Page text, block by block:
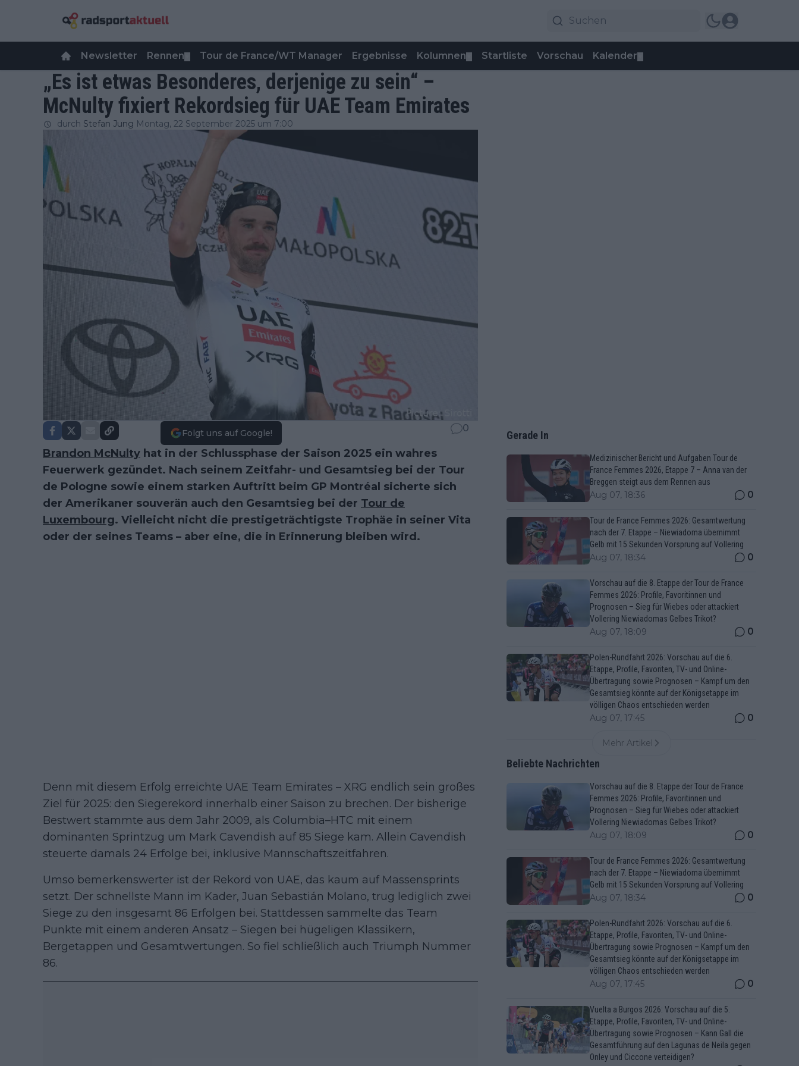
Newsletter Rennen Tour de France/WT Manager Ergebnisse Kolumnen Startliste Vorschau Kalender
„Es ist etwas Besonderes, derjenige zu sein“ –
McNulty fixiert Rekordsieg für UAE Team Emirates
durch Stefan Jung Montag, 22 September 2025 um 7:00
Folgt uns auf Google! 0
Brandon McNulty hat in der Schlussphase der Saison 2025 ein wahres
Feuerwerk gezündet. Nach seinem Zeitfahr- und Gesamtsieg bei der Tour
de Pologne sowie einem starken Auftritt beim GP Montréal sicherte sich
der Amerikaner souverän auch den Gesamtsieg bei der Tour de
Luxembourg. Vielleicht nicht die prestigeträchtigste Trophäe in seiner Vita
oder der seines Teams – aber eine, die in Erinnerung bleiben wird.
Denn mit diesem Erfolg erreichte UAE Team Emirates – XRG endlich sein großes
Ziel für 2025: den Siegerekord innerhalb einer Saison zu brechen. Der bisherige
Bestwert stammte aus dem Jahr 2009, als Columbia–HTC mit einem
dominanten Sprintzug um Mark Cavendish auf 85 Siege kam. Allein Cavendish
steuerte damals 24 Erfolge bei, inklusive Mannschaftszeitfahren.
Umso bemerkenswerter ist der Rekord von UAE, das kaum auf Massensprints
setzt. Der schnellste Mann im Kader, Juan Sebastián Molano, trug lediglich zwei
Siege zu den insgesamt 86 Erfolgen bei. Stattdessen sammelte das Team
Punkte mit einem anderen Ansatz – Siegen bei hügeligen Klassikern,
Bergetappen und Gesamtwertungen. So fiel schließlich auch Triumph Nummer
86.
Gerade In
Medizinischer Bericht und Aufgaben Tour de
France Femmes 2026, Etappe 7 – Anna van der
Breggen steigt aus dem Rennen aus
Aug 07, 18:36 0
Tour de France Femmes 2026: Gesamtwertung
nach der 7. Etappe – Niewiadoma übernimmt
Gelb mit 15 Sekunden Vorsprung auf Vollering
Aug 07, 18:34 0
Vorschau auf die 8. Etappe der Tour de France
Femmes 2026: Profile, Favoritinnen und
Prognosen – Sieg für Wiebes oder attackiert
Vollering Niewiadomas Gelbes Trikot?
Aug 07, 18:09 0
Polen-Rundfahrt 2026: Vorschau auf die 6.
Etappe, Profile, Favoriten, TV- und Online-
Übertragung sowie Prognosen – Kampf um den
Gesamtsieg könnte auf der Königsetappe im
völligen Chaos entschieden werden
Aug 07, 17:45 0
Mehr Artikel
Beliebte Nachrichten
Vorschau auf die 8. Etappe der Tour de France
Femmes 2026: Profile, Favoritinnen und
Prognosen – Sieg für Wiebes oder attackiert
Vollering Niewiadomas Gelbes Trikot?
Aug 07, 18:09 0
Tour de France Femmes 2026: Gesamtwertung
nach der 7. Etappe – Niewiadoma übernimmt
Gelb mit 15 Sekunden Vorsprung auf Vollering
Aug 07, 18:34 0
Polen-Rundfahrt 2026: Vorschau auf die 6.
Etappe, Profile, Favoriten, TV- und Online-
Übertragung sowie Prognosen – Kampf um den
Gesamtsieg könnte auf der Königsetappe im
völligen Chaos entschieden werden
Aug 07, 17:45 0
Vuelta a Burgos 2026: Vorschau auf die 5.
Etappe, Profile, Favoriten, TV- und Online-
Übertragung sowie Prognosen – Kann Gall die
Gesamtführung auf den Lagunas de Neila gegen
Onley und Ciccone verteidigen?